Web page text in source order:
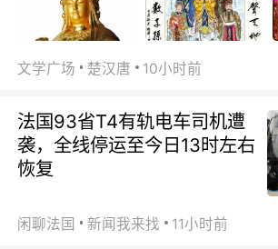
文学广场 楚汉唐 10小时前
法国93省T4有轨电车司机遭
袭，全线停运至今日13时左右
恢复
闲聊法国 新闻我来找 11小时前